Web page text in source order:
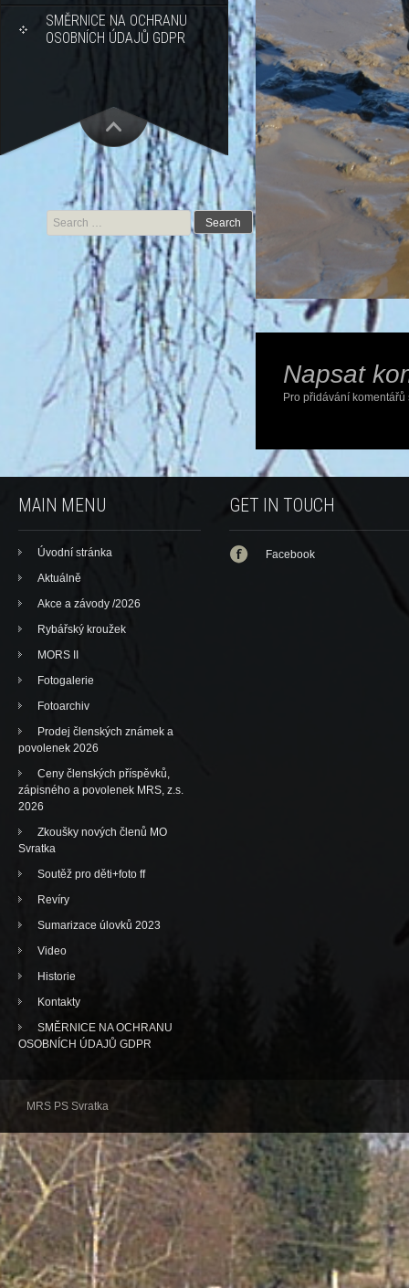
SMĚRNICE NA OCHRANU
OSOBNÍCH ÚDAJŮ GDPR
Napsat
Pro přidávání
Search for:
MAIN MENU
Úvodní stránka
Aktuálně
Akce a závody /2026
Rybářský kroužek
MORS II
Fotogalerie
Fotoarchiv
Prodej členských známek a
povolenek 2026
Ceny členských příspěvků,
zápisného a povolenek MRS, z.s.
2026
Zkoušky nových členů MO
Svratka
Soutěž pro děti+foto ff
Revíry
Sumarizace úlovků 2023
Video
Historie
Kontakty
SMĚRNICE NA OCHRANU
OSOBNÍCH ÚDAJŮ GDPR
GET IN TOUCH
Facebook
MRS PS Svratka